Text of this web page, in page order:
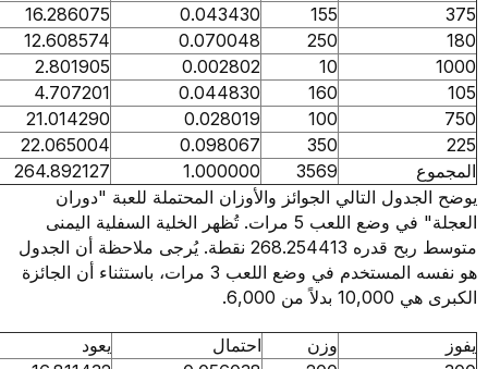
0.043430
16.286075
0.070048
12.608574
0.002802
2.801905
0.044830
4.707201
0.028019
21.014290
0.098067
22.065004
1.000000
264.892127
التالي الجوائز والأوزان المحتملة للعبة "دوران
العجلة" في وضع اللعب 5 مرات. تُظهر الخلية السفلية اليمنى
متوسط ربح قدره 268.254413 نقطة. يُرجى ملاحظة أن الجدول
هو نفسه المستخدم في وضع اللعب 3 مرات، باستثناء أن الجائزة
6,000.
احتمال